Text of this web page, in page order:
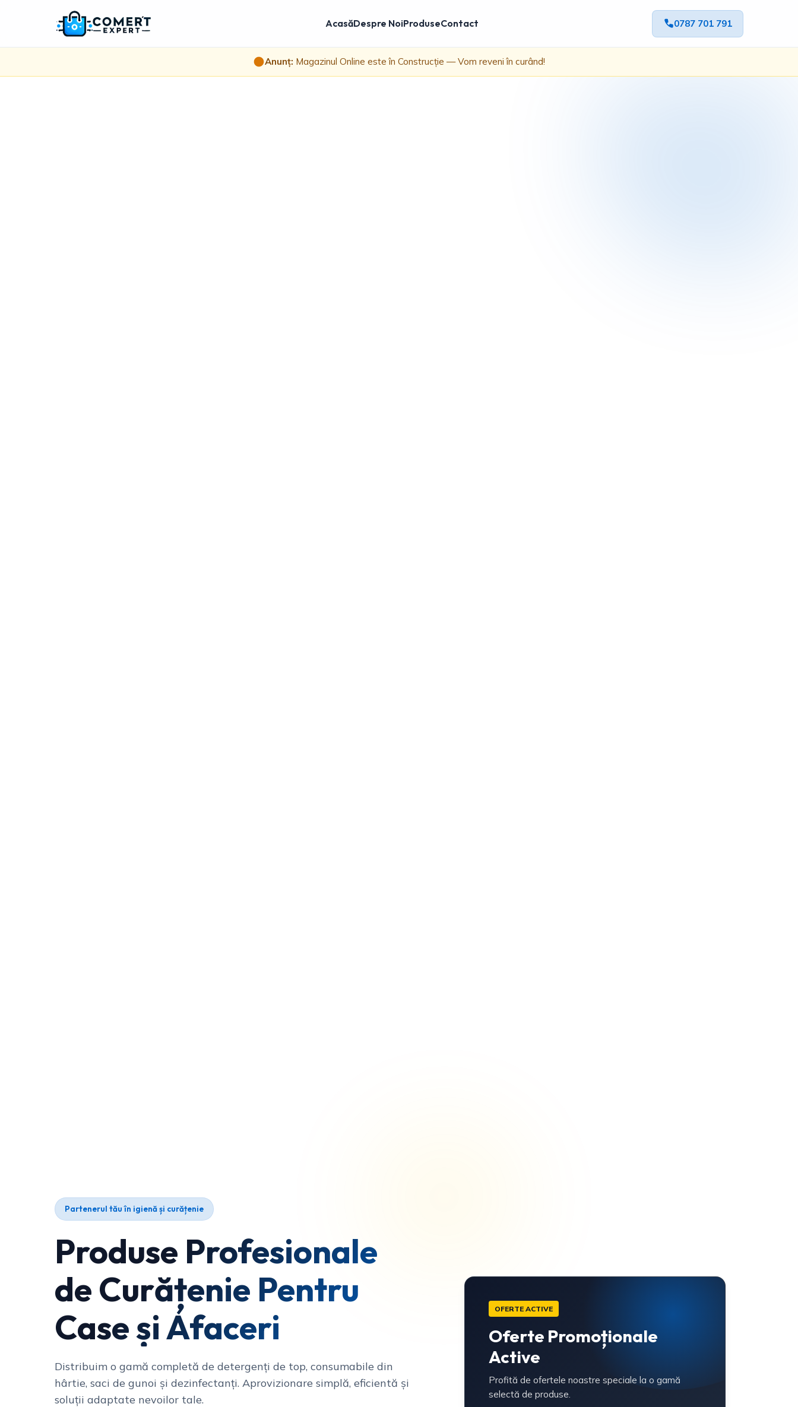
AcasăDespre NoiProduseContact 0787 701 791
Anunț: Magazinul Online este în Construcție — Vom reveni în curând!
Partenerul tău în igienă și curățenie
Produse Profesionale
de Curățenie Pentru
Case și Afaceri
Distribuim o gamă completă de detergenți de top, consumabile din
hârtie, saci de gunoi și dezinfectanți. Aprovizionare simplă, eficientă și
soluții adaptate nevoilor tale.
OFERTE ACTIVE
Oferte Promoționale
Active
Profită de ofertele noastre speciale la o gamă
selectă de produse.